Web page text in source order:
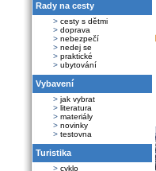
Rady na cesty
> cesty s dětmi
> doprava
> nebezpečí
> nedej se
> praktické
> ubytování
Vybavení
> jak vybrat
> literatura
> materiály
> novinky
> testovna
Turistika
> cyklo